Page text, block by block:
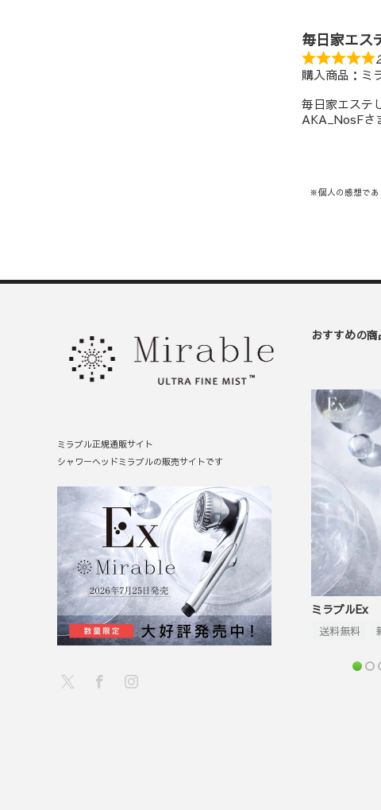
毎日家エス
購入商品：ミ
毎日家エステ
AKA_NosFさ
※個人の感想であ
おすすめの商
ミラブルEx
送料無料
ミラブル正規通販サイト
シャワーヘッドミラブルの販売サイトです
Facebook